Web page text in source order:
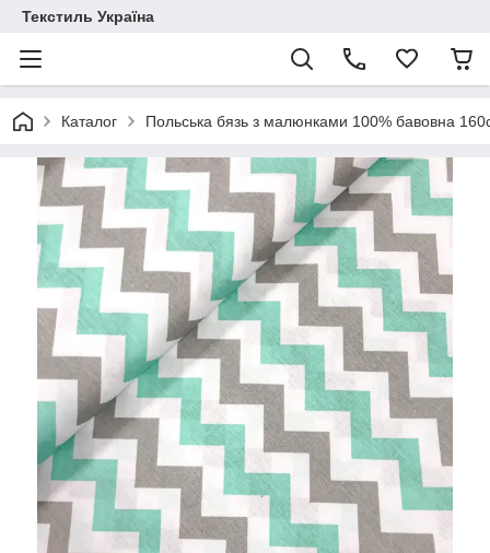
Текстиль Україна
Каталог Польська бязь з малюнками 100% бавовна